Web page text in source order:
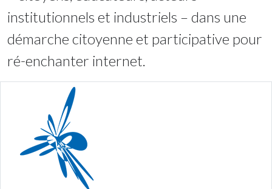
institutionnels et industriels – dans une
démarche citoyenne et participative pour
ré-enchanter internet.